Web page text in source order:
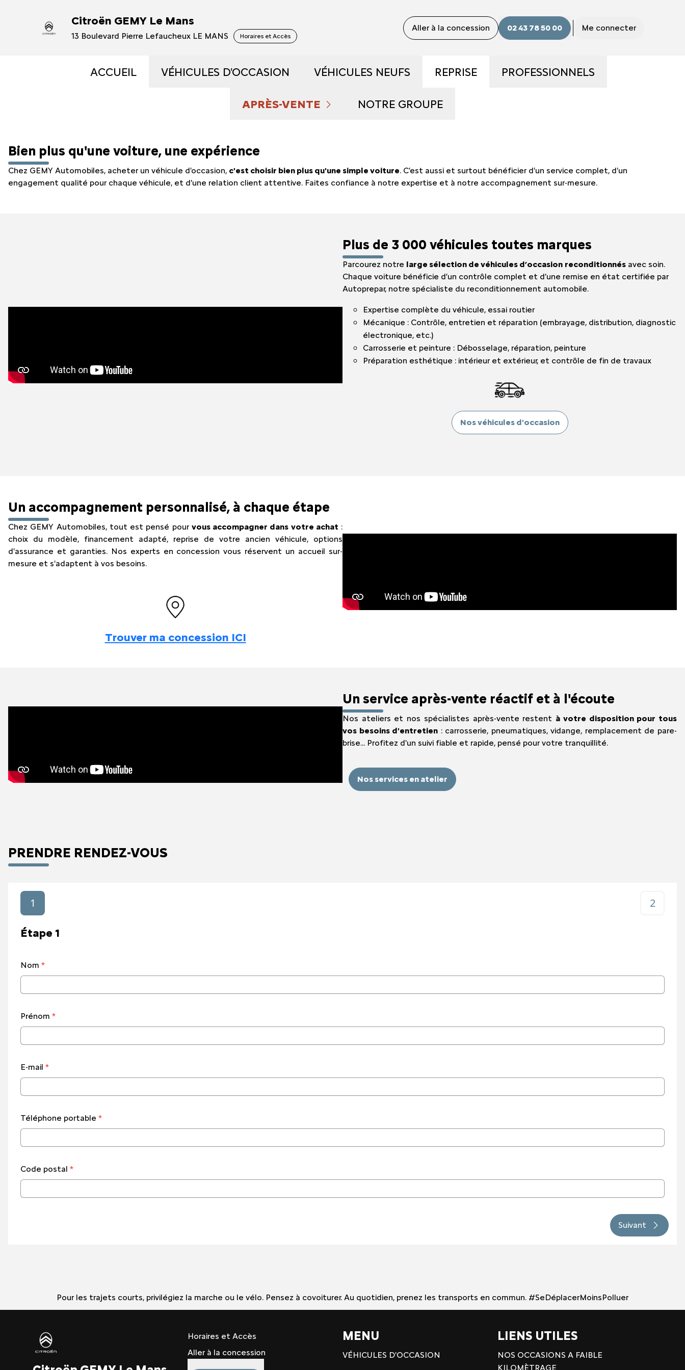
Citroën GEMY Le Mans
13 Boulevard Pierre Lefaucheux LE MANS Horaires et Accès
Aller à la concession 02 43 78 50 00 Me connecter
ACCUEIL VÉHICULES D'OCCASION
VÉHICULES RECONDITIONNÉS
OCCASIONS FAIBLE KILOMÉTRAGE
VÉHICULES NEUFS
DÉCOUVREZ NOS GAMMES
DÉCOUVREZ L'ÉLECTRIQUE
REPRISE PROFESSIONNELS
NOS SERVICES AUX PRO
APRÈS-VENTE
ENTRETIEN ET RÉPARATIONS
MÉCANIQUE ET CARROSSERIE
ENTRETIEN VÉHICULE ÉLECTRIQUE
NOTRE GROUPE
NOUS REJOINDRE
ASSURANCES GEMY
FINANCEMENT GEMY
CONTACTEZ UN MÉDIATEUR
INDEX ÉGALITÉ
Bien plus qu'une voiture, une expérience
Chez GEMY Automobiles, acheter un véhicule d'occasion, c'est choisir bien plus qu'une simple voiture. C'est aussi et surtout bénéficier d'un service complet, d'un
engagement qualité pour chaque véhicule, et d'une relation client attentive. Faites confiance à notre expertise et à notre accompagnement sur-mesure.
Plus de 3 000 véhicules toutes marques
Parcourez notre large sélection de véhicules d’occasion reconditionnés avec soin.
Chaque voiture bénéficie d’un contrôle complet et d’une remise en état certifiée par
Autoprepar, notre spécialiste du reconditionnement automobile.
Expertise complète du véhicule, essai routier
Mécanique : Contrôle, entretien et réparation (embrayage, distribution, diagnostic
électronique, etc.)
Carrosserie et peinture : Débosselage, réparation, peinture
Préparation esthétique : intérieur et extérieur, et contrôle de fin de travaux
Nos véhicules d'occasion
Un accompagnement personnalisé, à chaque étape
Chez GEMY Automobiles, tout est pensé pour vous accompagner dans votre achat:
choix du modèle, financement adapté, reprise de votre ancien véhicule, options
d'assurance et garanties. Nos experts en concession vous réservent un accueil sur-
mesure et s'adaptent à vos besoins.
Trouver ma concession ICI
Un service après-vente réactif et à l'écoute
Nos ateliers et nos spécialistes après-vente restent à votre disposition pour tous
vos besoins d'entretien : carrosserie, pneumatiques, vidange, remplacement de pare-
brise... Profitez d'un suivi fiable et rapide, pensé pour votre tranquillité.
Nos services en atelier
PRENDRE RENDEZ-VOUS
1 2
Étape 1
Nom *
Prénom *
E-mail *
Téléphone portable *
Code postal *
Suivant
Pour les trajets courts, privilégiez la marche ou le vélo. Pensez à covoiturer. Au quotidien, prenez les transports en commun. #SeDéplacerMoinsPolluer
Horaires et Accès
Aller à la concession
MENU
VÉHICULES D'OCCASION
LIENS UTILES
NOS OCCASIONS A FAIBLE
KILOMÈTRAGE